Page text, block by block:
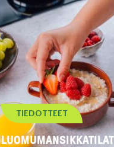
TIEDOTTEET
LUOMUMANSIKKATILAT